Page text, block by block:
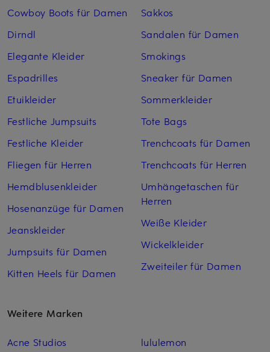
Cowboy Boots für Damen
Dirndl
Elegante Kleider
Espadrilles
Etuikleider
Festliche Jumpsuits
Festliche Kleider
Fliegen für Herren
Hemdblusenkleider
Hosenanzüge für Damen
Jeanskleider
Jumpsuits für Damen
Kitten Heels für Damen
Sakkos
Sandalen für Damen
Smokings
Sneaker für Damen
Sommerkleider
Tote Bags
Trenchcoats für Damen
Trenchcoats für Herren
Umhängetaschen für
Herren
Weiße Kleider
Wickelkleider
Zweiteiler für Damen
Weitere Marken
Acne Studios
lululemon